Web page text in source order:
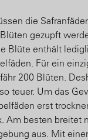
die
gezupft
Blüte enthält
Für ein
200 Blüten.
teuer. Um das
erst
Am besten breitet
aus. Mit